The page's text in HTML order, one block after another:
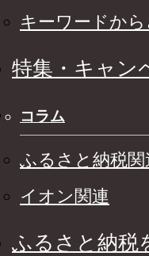
キーワードか
特集・キャン
コラム
ふるさと納税関
イオン関連
ふるさと納税